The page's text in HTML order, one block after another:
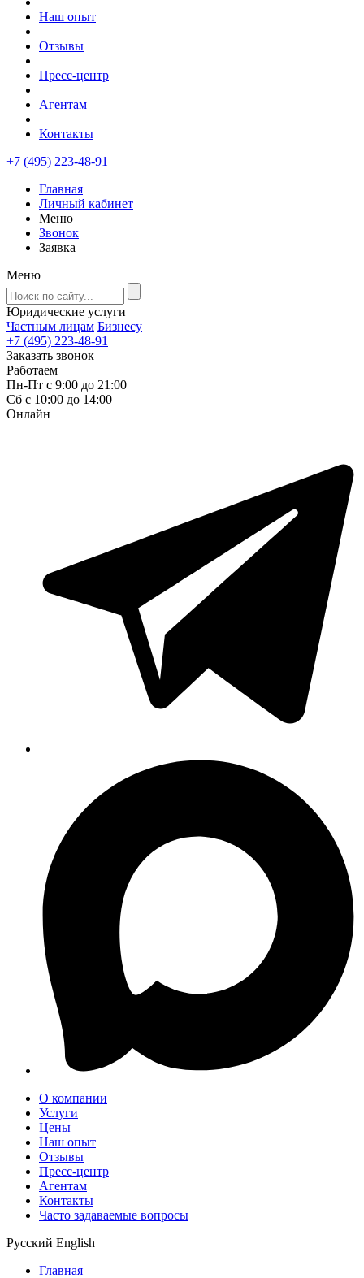
Наш опыт
Отзывы
Пресс-центр
Агентам
Контакты
+7 (495) 223-48-91
Главная
Личный кабинет
Меню
Звонок
Заявка
Меню
Юридические услуги
Частным лицам Бизнесу
+7 (495) 223-48-91
Заказать звонок
Работаем
Пн-Пт с 9:00 до 21:00
Сб с 10:00 до 14:00
Онлайн
О компании
Услуги
Цены
Наш опыт
Отзывы
Пресс-центр
Агентам
Контакты
Часто задаваемые вопросы
Русский English
Главная